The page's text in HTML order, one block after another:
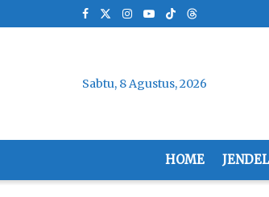
Sabtu, 8 Agustus, 2026
HOME